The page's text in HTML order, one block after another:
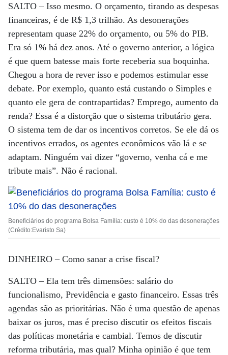
SALTO –Isso mesmo. O orçamento, tirando as despesas
financeiras, é de R$ 1,3 trilhão. As desonerações
representam quase 22% do orçamento, ou 5% do PIB.
Era só 1% há dez anos. Até o governo anterior, a lógica
é que quem batesse mais forte receberia sua boquinha.
Chegou a hora de rever isso e podemos estimular esse
debate. Por exemplo, quanto está custando o Simples e
quanto ele gera de contrapartidas? Emprego, aumento da
renda? Essa é a distorção que o sistema tributário gera.
O sistema tem de dar os incentivos corretos. Se ele dá os
incentivos errados, os agentes econômicos vão lá e se
adaptam. Ninguém vai dizer “governo, venha cá e me
tribute mais”. Não é racional.
Beneficiários do programa Bolsa Família: custo é 10% do das desonerações
(Crédito:Evaristo Sa)
DINHEIRO –Como sanar a crise fiscal?
SALTO –Ela tem três dimensões: salário do
funcionalismo, Previdência e gasto financeiro. Essas três
agendas são as prioritárias. Não é uma questão de apenas
baixar os juros, mas é preciso discutir os efeitos fiscais
das políticas monetária e cambial. Temos de discutir
reforma tributária, mas qual? Minha opinião é que tem